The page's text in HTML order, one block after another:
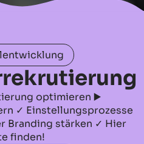
optimieren ▶️
✓ Einstellungsprozesse
Branding stärken ✓ Hier
finden!